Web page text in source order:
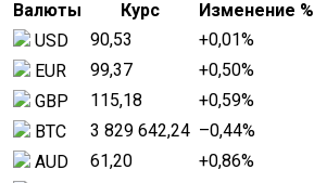
Валюты Курс
Изменение %
USD
90,53 +0,01%
EUR
99,37 +0,50%
GBP
115,18 +0,59%
BTC
3 829 642,24 –0,44%
AUD
61,20 +0,86%